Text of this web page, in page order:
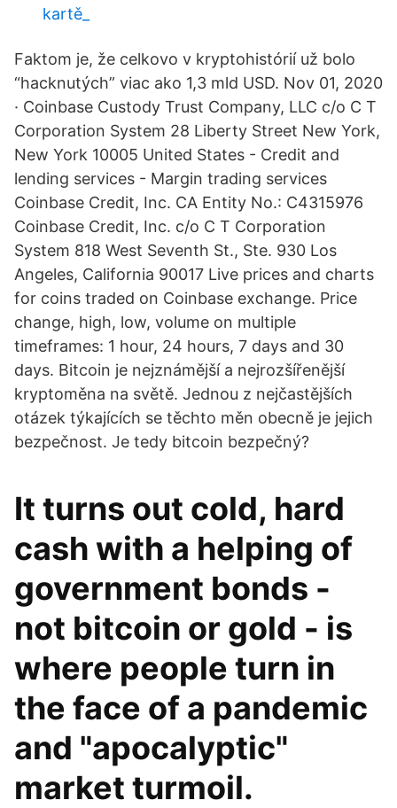
kartě_
Faktom je, že celkovo v kryptohistórií už bolo
“hacknutých” viac ako 1,3 mld USD. Nov 01, 2020
· Coinbase Custody Trust Company, LLC c/o C T
Corporation System 28 Liberty Street New York,
New York 10005 United States - Credit and
lending services - Margin trading services
Coinbase Credit, Inc. CA Entity No.: C4315976
Coinbase Credit, Inc. c/o C T Corporation
System 818 West Seventh St., Ste. 930 Los
Angeles, California 90017 Live prices and charts
for coins traded on Coinbase exchange. Price
change, high, low, volume on multiple
timeframes: 1 hour, 24 hours, 7 days and 30
days. Bitcoin je nejznámější a nejrozšířenější
kryptoměna na světě. Jednou z nejčastějších
otázek týkajících se těchto měn obecně je jejich
bezpečnost. Je tedy bitcoin bezpečný?
It turns out cold, hard
cash with a helping of
government bonds -
not bitcoin or gold - is
where people turn in
the face of a pandemic
and "apocalyptic"
market turmoil.